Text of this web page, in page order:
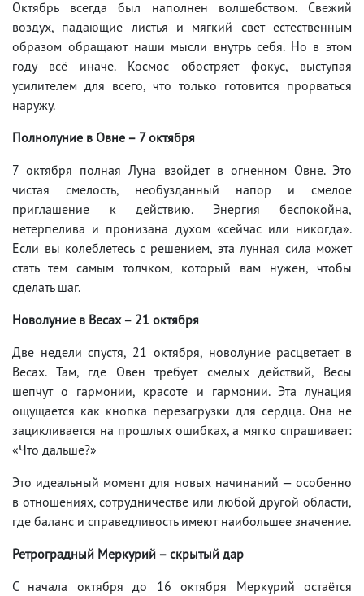
Октябрь всегда был наполнен волшебством. Свежий
воздух, падающие листья и мягкий свет естественным
образом обращают наши мысли внутрь себя. Но в этом
году всё иначе. Космос обостряет фокус, выступая
усилителем для всего, что только готовится прорваться
наружу.
Полнолуние в Овне – 7 октября
7 октября полная Луна взойдет в огненном Овне. Это
чистая смелость, необузданный напор и смелое
приглашение к действию. Энергия беспокойна,
нетерпелива и пронизана духом «сейчас или никогда».
Если вы колеблетесь с решением, эта лунная сила может
стать тем самым толчком, который вам нужен, чтобы
сделать шаг.
Новолуние в Весах – 21 октября
Две недели спустя, 21 октября, новолуние расцветает в
Весах. Там, где Овен требует смелых действий, Весы
шепчут о гармонии, красоте и гармонии. Эта лунация
ощущается как кнопка перезагрузки для сердца. Она не
зацикливается на прошлых ошибках, а мягко спрашивает:
«Что дальше?»
Это идеальный момент для новых начинаний — особенно
в отношениях, сотрудничестве или любой другой области,
где баланс и справедливость имеют наибольшее значение.
Ретроградный Меркурий – скрытый дар
С начала октября до 16 октября Меркурий остаётся